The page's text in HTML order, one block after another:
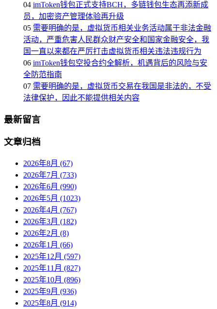
04 imToken钱包正式支持BCH，多链钱包生态再添新成
员，加密资产管理体验再升级
05 需要明确的是，虚拟货币相关业务活动属于非法金融
活动，严重危害人民群众财产安全和国家金融安全，我
国一直以来都在严厉打击虚拟货币相关违法违规行为
06 imToken钱包空投合约全解析，机遇背后的风险与安
全防范指南
07 需要明确的是，虚拟货币交易在我国是非法的，不受
法律保护，因此不能提供相关内容
最新留言
文章归档
2026年8月 (67)
2026年7月 (733)
2026年6月 (990)
2026年5月 (1023)
2026年4月 (767)
2026年3月 (182)
2026年2月 (8)
2026年1月 (66)
2025年12月 (597)
2025年11月 (827)
2025年10月 (896)
2025年9月 (936)
2025年8月 (914)